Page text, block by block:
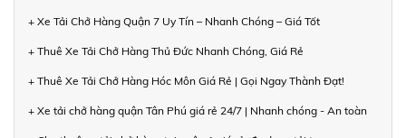
+ Xe Tải Chở Hàng Quận 7 Uy Tín – Nhanh Chóng – Giá Tốt
+ Thuê Xe Tải Chở Hàng Thủ Đức Nhanh Chóng, Giá Rẻ
+ Thuê Xe Tải Chở Hàng Hóc Môn Giá Rẻ | Gọi Ngay Thành Đạt!
+ Xe tải chở hàng quận Tân Phú giá rẻ 24/7 | Nhanh chóng - An toàn